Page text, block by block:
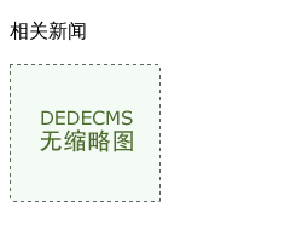
相关新闻